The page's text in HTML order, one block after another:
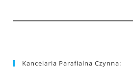
Kancelaria Parafialna Czynna: